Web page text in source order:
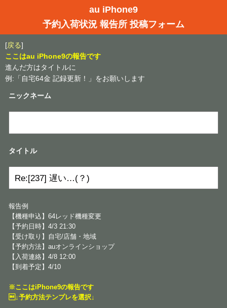
au iPhone9
予約入荷状況 報告所 投稿フォーム
[戻る]
ここはau iPhone9の報告です
進んだ方はタイトルに
例:「自宅64金 記録更新！」をお願いします
ニックネーム
タイトル
報告例
【機種申込】64レッド機種変更
【予約日時】4/3 21:30
【受け取り】自宅/店舗・地域
【予約方法】auオンラインショップ
【入荷連絡】4/8 12:00
【到着予定】4/10
※ここはiPhone9の報告です
↓予約方法テンプレを選択↓